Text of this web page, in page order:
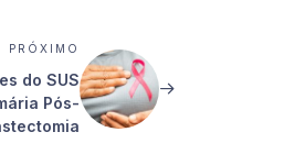
PRÓXIMO
do SUS
Pós-